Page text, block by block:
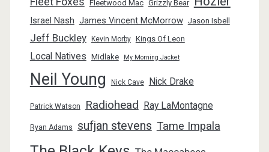
Fleetwood Mac Grizzly Bear
Israel Nash James Vincent McMorrow Jason Isbell
Jeff Buckley Kevin Morby Kings Of Leon
Local Natives Midlake My Morning Jacket
Neil Young Nick Cave Nick Drake
Patrick Watson Radiohead Ray LaMontagne
Ryan Adams sufjan stevens Tame Impala